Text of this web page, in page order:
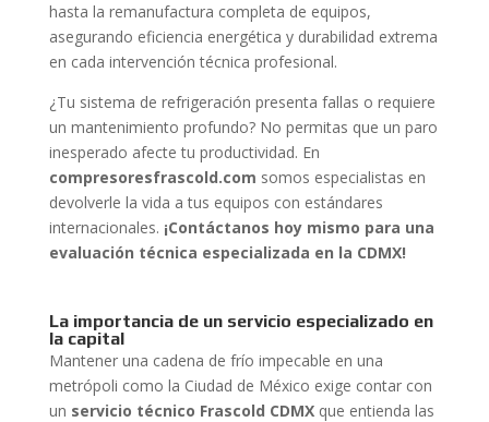
hasta la remanufactura completa de equipos,
asegurando eficiencia energética y durabilidad extrema
en cada intervención técnica profesional.
¿Tu sistema de refrigeración presenta fallas o requiere
un mantenimiento profundo? No permitas que un paro
inesperado afecte tu productividad. En
compresoresfrascold.com somos especialistas en
devolverle la vida a tus equipos con estándares
internacionales. ¡Contáctanos hoy mismo para una
evaluación técnica especializada en la CDMX!
La importancia de un servicio especializado en
la capital
Mantener una cadena de frío impecable en una
metrópoli como la Ciudad de México exige contar con
un servicio técnico Frascold CDMXque entienda las